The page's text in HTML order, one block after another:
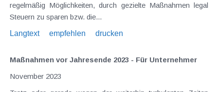
regelmäßig Möglichkeiten, durch gezielte Maßnahmen legal
Steuern zu sparen bzw. die...
Langtext
empfehlen drucken
Maßnahmen vor Jahresende 2023 - Für Unternehmer
November 2023